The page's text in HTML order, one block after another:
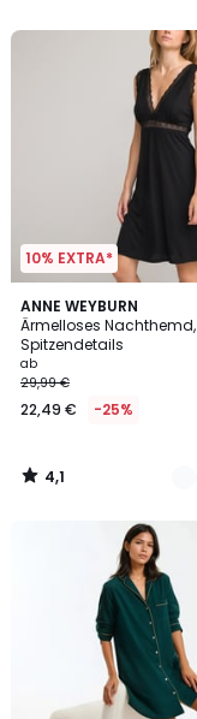
10% EXTRA*
ANNE WEYBURN
Ärmelloses Nachthemd,
Spitzendetails
ab
29,99 €
22,49 € -25%
4,1
/ 5
2
Farben
4,1
/